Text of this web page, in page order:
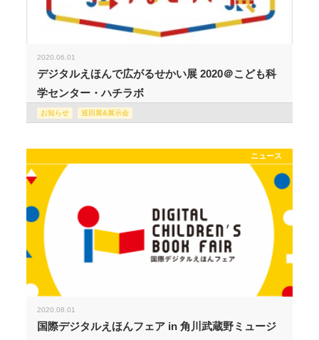
2020.06.01
デジタルえほんで広がるせかい展 2020＠こども科
学センター・ハチラボ
お知らせ 巡回展&展示会
ニュース
2020.08.01
国際デジタルえほんフェア in 角川武蔵野ミュージ